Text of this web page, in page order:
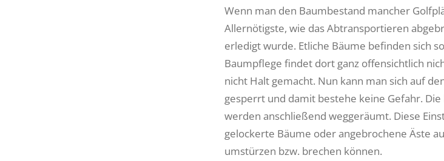
Wenn man den Baumbestand mancher
Allernötigste, wie das Abtransportieren
erledigt wurde. Etliche Bäume befinden sich
Baumpflege findet dort ganz offensichtlich
nicht Halt gemacht. Nun kann man sich auf
gesperrt und damit bestehe keine Gefahr.
werden anschließend weggeräumt. Diese
gelockerte Bäume oder angebrochene Äste
umstürzen bzw. brechen können.